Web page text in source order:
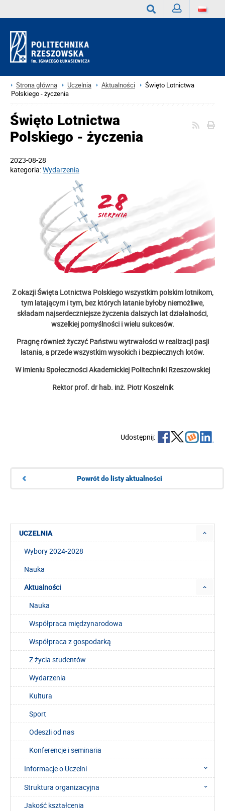
Strona główna Uczelnia Aktualności
Święto Lotnictwa
Polskiego - życzenia
Święto Lotnictwa
Polskiego - życzenia
2023-08-28
kategoria:Wydarzenia
Z okazji Święta Lotnictwa Polskiego wszystkim polskim lotnikom,
tym latającym i tym, bez których latanie byłoby niemożliwe,
składam najserdeczniejsze życzenia dalszych lat działalności,
wszelkiej pomyślności i wielu sukcesów.
Pragnę również życzyć Państwu wytrwałości w realizacji pasji
latania, a przede wszystkim wysokich i bezpiecznych lotów.
W imieniu Społeczności Akademickiej Politechniki Rzeszowskiej
Rektor prof. dr hab. inż. Piotr Koszelnik
Udostępnij:
Powrót do listy aktualności
UCZELNIA
Wybory 2024-2028
Nauka
Aktualności
Nauka
Współpraca międzynarodowa
Współpraca z gospodarką
Z życia studentów
Wydarzenia
Kultura
Sport
Odeszli od nas
Konferencje i seminaria
Informacje o Uczelni
Struktura organizacyjna
Jakość kształcenia